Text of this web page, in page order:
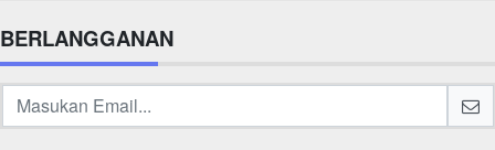
BERLANGGANAN